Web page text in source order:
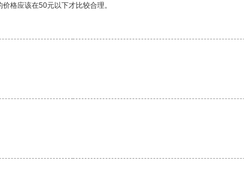
格应该在50元以下才比较合理。